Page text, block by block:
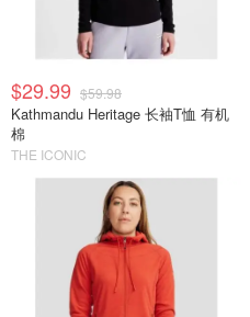
$29.99 $59.98
Kathmandu Heritage 长袖T恤 有机
棉
THE ICONIC